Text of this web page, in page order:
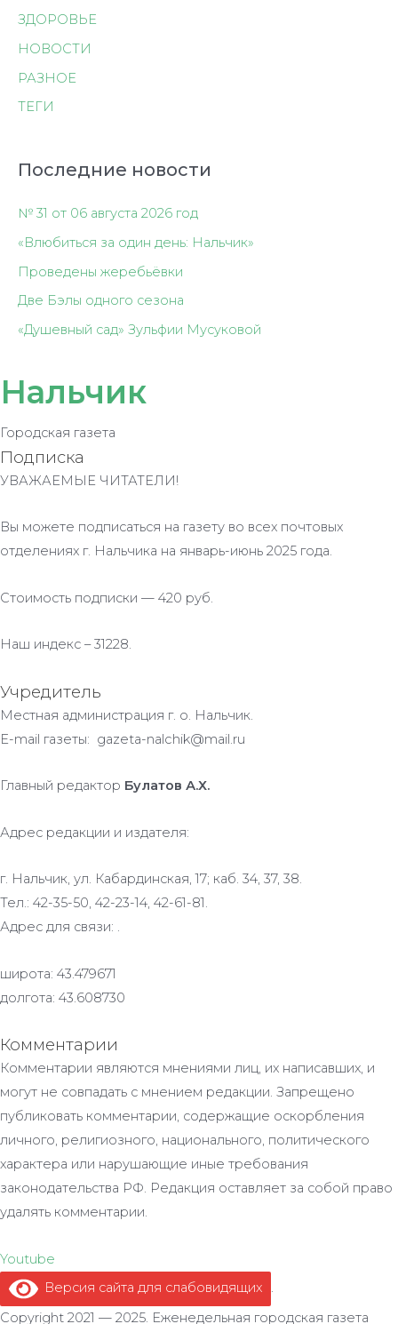
ЗДОРОВЬЕ
НОВОСТИ
РАЗНОЕ
ТЕГИ
Последние новости
№ 31 от 06 августа 2026 год
«Влюбиться за один день: Нальчик»
Проведены жеребьёвки
Две Бэлы одного сезона
«Душевный сад» Зульфии Мусуковой
Нальчик
Городская газета
Подписка
УВАЖАЕМЫЕ ЧИТАТЕЛИ!
Вы можете подписаться на газету во всех почтовых
отделениях г. Нальчика на январь-июнь 2025 года.
Стоимость подписки — 420 руб.
Наш индекс – 31228.
Учредитель
Местная администрация г. о. Нальчик.
E-mail газеты: gazeta-nalchik@mail.ru
Главный редактор Булатов А.Х.
Адрес редакции и издателя:
г. Нальчик, ул. Кабардинская, 17; каб. 34, 37, 38.
Тел.: 42-35-50, 42-23-14, 42-61-81.
Адрес для связи: .
широта: 43.479671
долгота: 43.608730
Комментарии
Комментарии являются мнениями лиц, их написавших, и
могут не совпадать с мнением редакции. Запрещено
публиковать комментарии, содержащие оскорбления
личного, религиозного, национального, политического
характера или нарушающие иные требования
законодательства РФ. Редакция оставляет за собой право
удалять комментарии.
Youtube
Версия сайта для слабовидящих
.
Copyright 2021 — 2025. Еженедельная городская газета